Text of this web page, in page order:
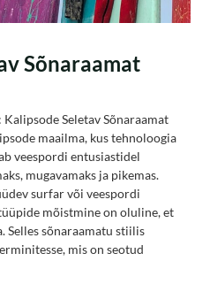
Sõnaraamat
Seletav Sõnaraamat
maailma, kus tehnoloogia
veespordi entusiastidel
mugavamaks ja pikemas.
surfar või veespordi
mõistmine on oluline, et
Selles sõnaraamatu stiilis
mis on seotud